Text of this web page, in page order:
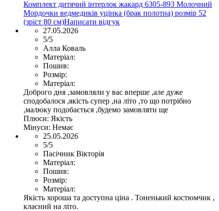
Комплект дитячий інтерлок жакард 6305-893 Молочний
Мордочки ведмедиків уцінка (брак полотна) розмір 52
(зріст 80 см)Написати відгук
27.05.2026
5/5
Алла Коваль
Матеріал:
Пошив:
Розмір:
Матеріал:
Доброго дня ,замовляли у вас вперше ,але дуже
сподобалося ,якість супер ,на літо ,то що потрібно
,малюку подобається ,будемо замовляти ще
Плюси: Якість
Мінуси: Немає
25.05.2026
5/5
Пасічник Вікторія
Матеріал:
Пошив:
Розмір:
Матеріал:
Якість хороша та доступна ціна . Тоненький костюмчик ,
класний на літо.